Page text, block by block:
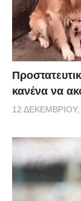
κανένα να
12 ΔΕΚΕΜΒΡΊΟΥ,